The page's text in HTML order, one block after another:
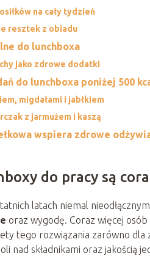
na cały tydzień
resztek z obiadu
do lunchboxa
jako zdrowe dodatki
do lunchboxa poniżej 500
migdałami i jabłkiem
z jarmużem i kaszą
wspiera zdrowe
do pracy są
latach niemal
oraz wygodę. Coraz więcej
tego rozwiązania zarówno
nad składnikami oraz jakością